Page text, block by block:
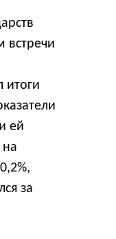
встречи
итоги
ей
на
за